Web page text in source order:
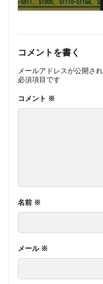
コメントを書く
メールアドレスが公開さ
必須項目です
コメント ※
名前 ※
メール ※